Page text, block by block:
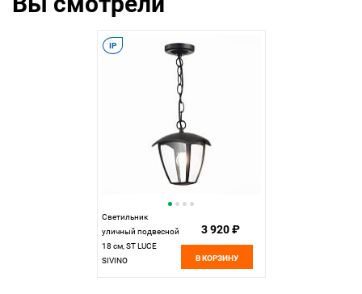
IP
Светильник
уличный подвесной
18 см, ST LUCE
SIVINO
3 920 ₽
В КОРЗИНУ